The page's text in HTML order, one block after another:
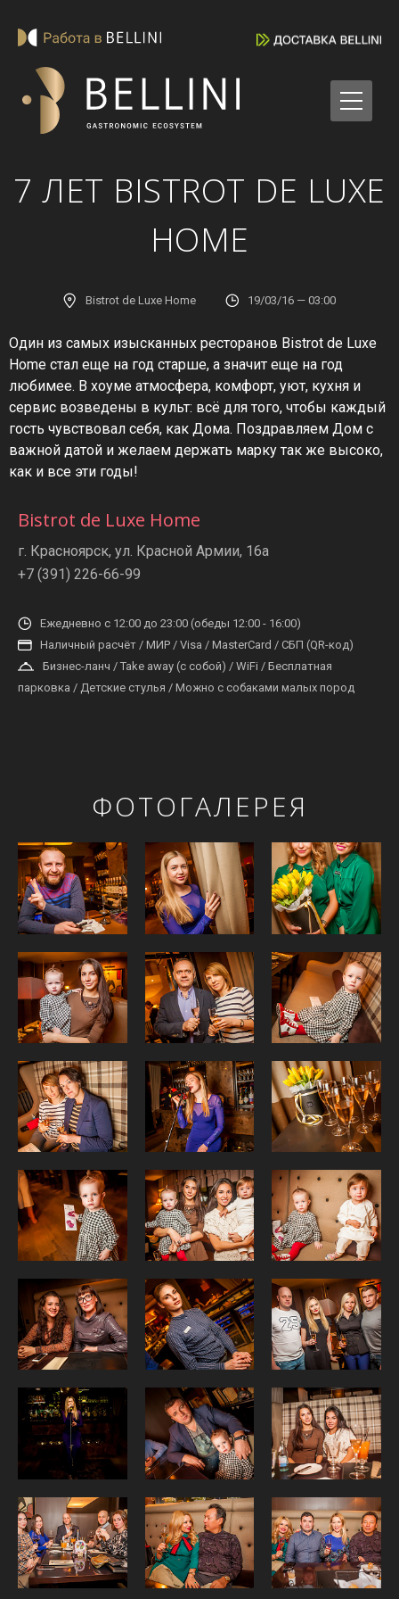
7 ЛЕТ BISTROT DE LUXE
HOME
Bistrot de Luxe Home 19/03/16 — 03:00
Один из самых изысканных ресторанов Bistrot de Luxe
Home стал еще на год старше, а значит еще на год
любимее. В хоуме атмосфера, комфорт, уют, кухня и
сервис возведены в культ: всё для того, чтобы каждый
гость чувствовал себя, как Дома. Поздравляем Дом с
важной датой и желаем держать марку так же высоко,
как и все эти годы!
Bistrot de Luxe Home
г. Красноярск, ул. Красной Армии, 16а
+7 (391) 226-66-99
Ежедневно с 12:00 до 23:00 (обеды 12:00 - 16:00)
Наличный расчёт / МИР / Visa / MasterCard / СБП (QR-код)
Бизнес-ланч / Take away (с собой) / WiFi / Бесплатная
парковка / Детские стулья / Можно с собаками малых пород
ФОТОГАЛЕРЕЯ